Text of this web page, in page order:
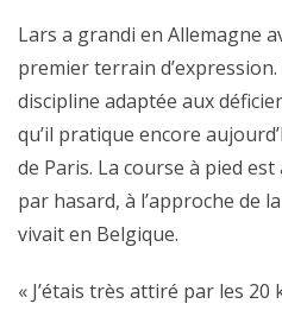
Lars a grandi en Allemagne
premier terrain
discipline adaptée aux
qu’il pratique encore
de Paris. La course à pied
par hasard, à l’approche de
vivait en Belgique.
« J’étais très attiré par les